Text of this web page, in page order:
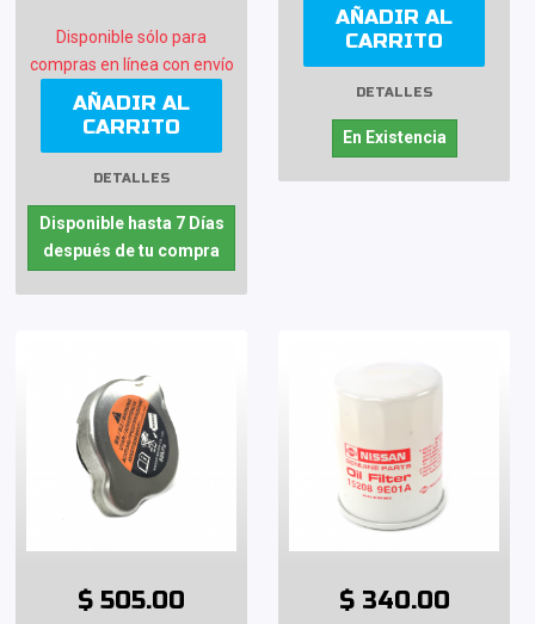
Disponible sólo para
compras en línea con envío
AÑADIR AL
CARRITO
DETALLES
Disponible hasta 7 Días
después de tu compra
AÑADIR AL
CARRITO
DETALLES
En Existencia
$ 505.00 $ 340.00